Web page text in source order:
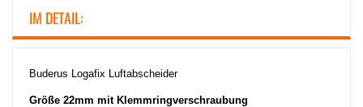
IM DETAIL:
Buderus Logafix Luftabscheider
Größe 22mm mit Klemmringverschraubung